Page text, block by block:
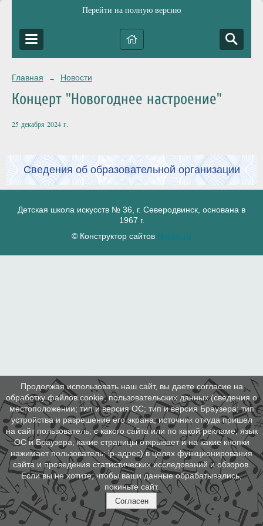
Перейти на полную версию
Главная → Новости
Концерт "Новогоднее настроение"
25 декабря 2024 г.
Сведения об образовательной организации
Детская школа искусств № 36, г. Северодвинск, основана в
1967 г.
© Конструктор сайтов Nubex.ru
Продолжая использовать наш сайт, вы даете согласие на
обработку файлов cookie, пользовательских данных (сведения о
местоположении; тип и версия ОС; тип и версия Браузера; тип
устройства и разрешение его экрана; источник откуда пришел
на сайт пользователь; с какого сайта или по какой рекламе; язык
ОС и Браузера; какие страницы открывает и на какие кнопки
нажимает пользователь; ip-адрес) в целях функционирования
сайта и проведения статистических исследований и обзоров.
Если вы не хотите, чтобы ваши данные обрабатывались,
покиньте сайт.
Согласен